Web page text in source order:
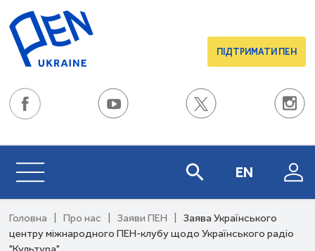
ПІДТРИМАТИ ПЕН
EN
Головна Про нас Заяви ПЕН
Заява Українського
центру міжнародного ПЕН-клубу щодо Українського радіо